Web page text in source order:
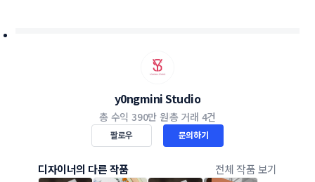
y0ngmini Studio
총 수익 390만 원총 거래 4건
팔로우 문의하기
디자이너의 다른 작품 전체 작품 보기